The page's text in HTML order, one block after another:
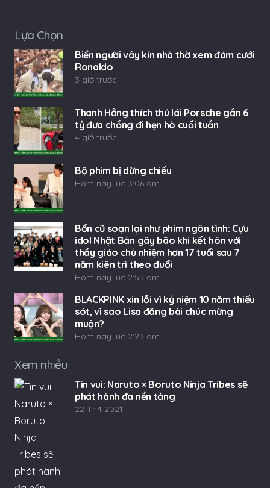
Lựa Chọn
Biển người vây kín nhà thờ xem đám cưới
Ronaldo
3 giờ trước
Thanh Hằng thích thú lái Porsche gần 6
tỷ đưa chồng đi hẹn hò cuối tuần
4 giờ trước
Bộ phim bị dừng chiếu
Hôm nay lúc 3:06 am
Bổn cũ soạn lại như phim ngôn tình: Cựu
idol Nhật Bản gây bão khi kết hôn với
thầy giáo chủ nhiệm hơn 17 tuổi sau 7
năm kiên trì theo đuổi
Hôm nay lúc 2:55 am
BLACKPINK xin lỗi vì kỷ niệm 10 năm thiếu
sót, vì sao Lisa đăng bài chúc mừng
muộn?
Hôm nay lúc 2:23 am
Xem nhiều
Tin vui: Naruto × Boruto Ninja Tribes sẽ
phát hành đa nền tảng
22 Th4 2021